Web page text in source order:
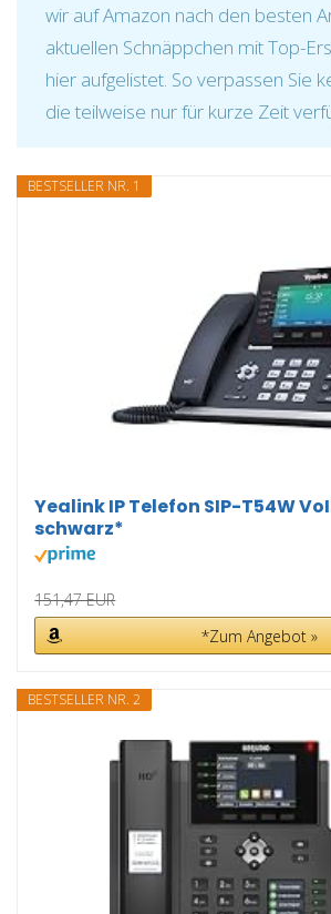
wir auf Amazon nach den besten
aktuellen Schnäppchen mit Top-
hier aufgelistet. So verpassen Sie
die teilweise nur für kurze Zeit
BESTSELLER NR. 1
Yealink IP Telefon SIP-T54W
schwarz*
151,47 EUR
*Zum Angebot »
BESTSELLER NR. 2